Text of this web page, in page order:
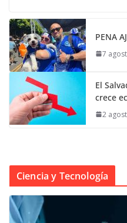
PENA
7
El
crece
2
Ciencia y Tecnología